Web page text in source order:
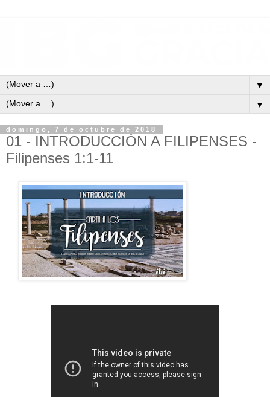
▼
▼
domingo, 7 de octubre de 2018
01 - INTRODUCCIÓN A FILIPENSES -
Filipenses 1:1-11